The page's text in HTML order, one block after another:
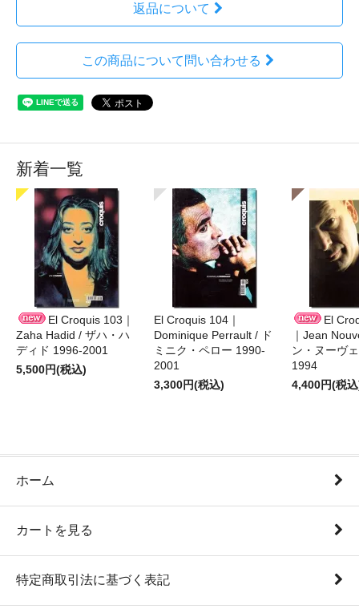
返品について
この商品について問い合わせる
新着一覧
El Croquis 103｜
Zaha Hadid / ザハ・ハ
ディド 1996-2001
5,500円(税込)
El Croquis 104｜
Dominique Perrault / ド
ミニク・ペロー 1990-
2001
3,300円(税込)
El
｜Jean
ン・ヌーヴ
1994
4,400円(税
ホーム
カートを見る
特定商取引法に基づく表記